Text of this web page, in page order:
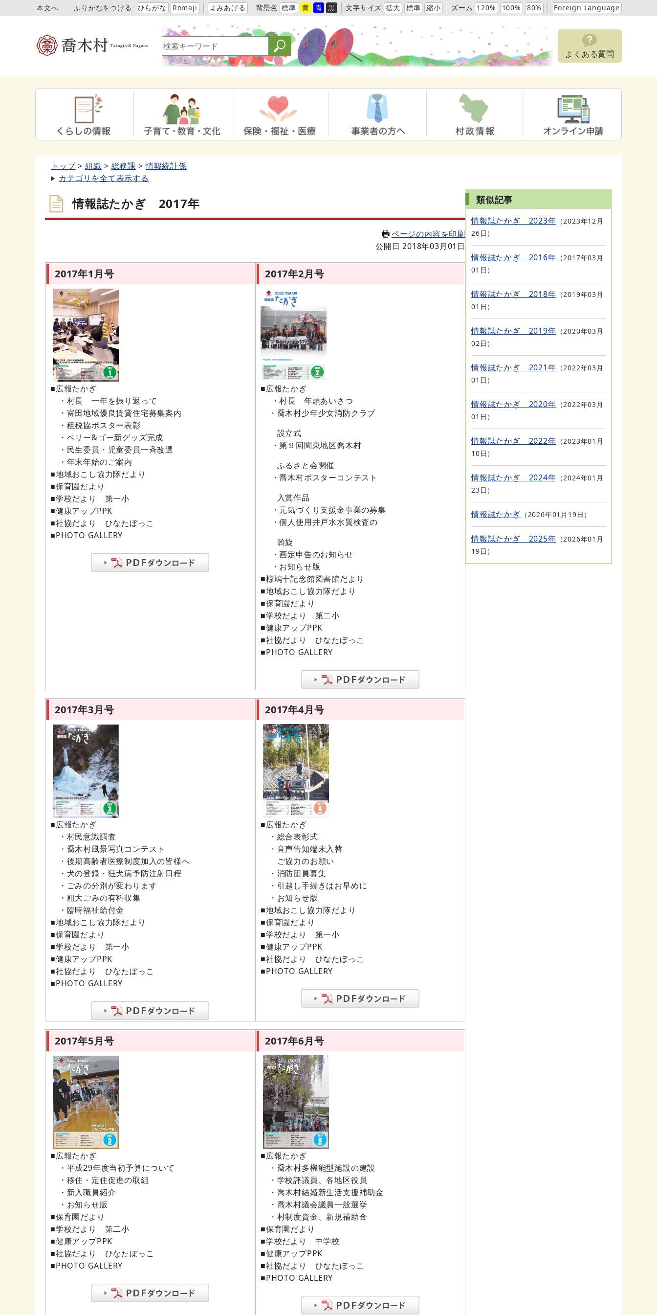
本文へ ふりがなをつける ひらがな Romaji よみあげる 背景色 標準 黄 青 黒 文字サイズ 拡大 標準 縮小 ズーム 120% 100% 80% Foreign Language
よくある質問
トップ 組織 総務課
情報統計係
カテゴリを全て表示する
情報誌たかぎ 2017年
ページの内容を印刷
公開日 2018年03月01日
2017年1月号
■広報たかぎ
・村長 一年を振り返って
・富田地域優良賃貸住宅募集案内
・租税協ポスター表彰
・ベリー&ゴー新グッズ完成
・民生委員・児童委員一斉改選
・年末年始のご案内
■地域おこし協力隊だより
■保育園だより
■学校だより 第一小
■健康アップPPK
■社協だより ひなたぼっこ
■PHOTO GALLERY
2017年2月号
■広報たかぎ
・村長 年頭あいさつ
・喬木村少年少女消防クラブ
設立式
・第９回関東地区喬木村
ふるさと会開催
・喬木村ポスターコンテスト
入賞作品
・元気づくり支援金事業の募集
・個人使用井戸水水質検査の
斡旋
・画定申告のお知らせ
・お知らせ版
■椋鳩十記念館図書館だより
■地域おこし協力隊だより
■保育園だより
■学校だより 第二小
■健康アップPPK
■社協だより ひなたぼっこ
■PHOTO GALLERY
2017年3月号
■広報たかぎ
・村民意識調査
・喬木村風景写真コンテスト
・後期高齢者医療制度加入の皆様へ
・犬の登録・狂犬病予防注射日程
・ごみの分別が変わります
・粗大ごみの有料収集
・臨時福祉給付金
■地域おこし協力隊だより
■保育園だより
■学校だより 第一小
■健康アップPPK
■社協だより ひなたぼっこ
■PHOTO GALLERY
2017年4月号
■広報たかぎ
・総合表彰式
・音声告知端末入替
ご協力のお願い
・消防団員募集
・引越し手続きはお早めに
・お知らせ版
■地域おこし協力隊だより
■保育園だより
■学校だより 第一小
■健康アップPPK
■社協だより ひなたぼっこ
■PHOTO GALLERY
2017年5月号
■広報たかぎ
・平成29年度当初予算について
・移住・定住促進の取組
・新入職員紹介
・お知らせ版
■保育園だより
■学校だより 第二小
■健康アップPPK
■社協だより ひなたぼっこ
■PHOTO GALLERY
2017年6月号
■広報たかぎ
・喬木村多機能型施設の建設
・学校評議員、各地区役員
・喬木村結婚新生活支援補助金
・喬木村議会議員一般選挙
・村制度資金、新規補助金
■保育園だより
■学校だより 中学校
■健康アップPPK
■社協だより ひなたぼっこ
■PHOTO GALLERY
類似記事
情報誌たかぎ 2023年
2023年12月
26日
情報誌たかぎ 2016年
2017年03月
01日
情報誌たかぎ 2018年
2019年03月
01日
情報誌たかぎ 2019年
2020年03月
02日
情報誌たかぎ 2021年
2022年03月
01日
情報誌たかぎ 2020年
2022年03月
01日
情報誌たかぎ 2022年
2023年01月
10日
情報誌たかぎ 2024年
2024年01月
23日
情報誌たかぎ 2026年01月19日
情報誌たかぎ 2025年
2026年01月
19日